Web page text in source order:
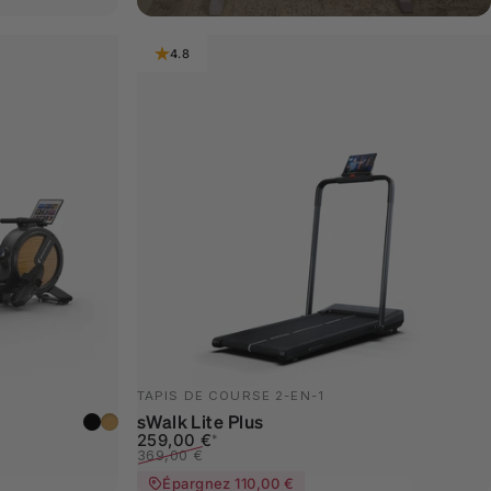
noirmarron clair
4.8
TAPIS DE COURSE 2-EN-1
sWalk Lite Plus
Prix promotionnel
259,00 €*
Prix habituel
369,00 €
Épargnez 110,00 €